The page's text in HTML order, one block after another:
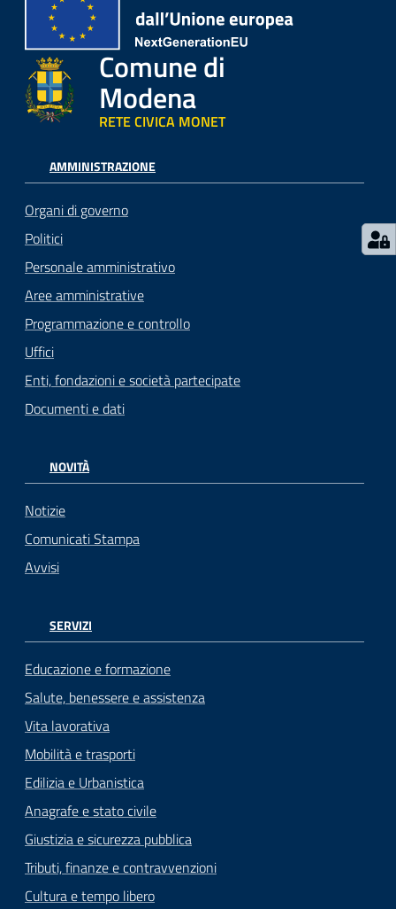
Comune di
Modena
RETE CIVICA MONET
AMMINISTRAZIONE
Organi di governo
Politici
Personale amministrativo
Aree amministrative
Programmazione e controllo
Uffici
Enti, fondazioni e società partecipate
Documenti e dati
NOVITÀ
Notizie
Comunicati Stampa
Avvisi
SERVIZI
Educazione e formazione
Salute, benessere e assistenza
Vita lavorativa
Mobilità e trasporti
Edilizia e Urbanistica
Anagrafe e stato civile
Giustizia e sicurezza pubblica
Tributi, finanze e contravvenzioni
Cultura e tempo libero